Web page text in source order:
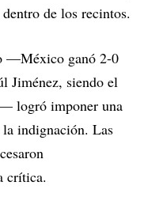
de los recintos.
—México ganó 2-0
Jiménez, siendo el
logró imponer una
indignación. Las
crítica.